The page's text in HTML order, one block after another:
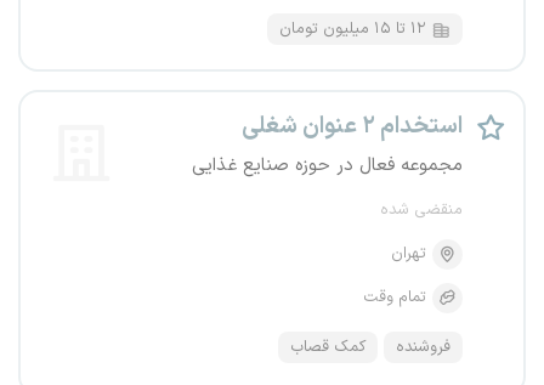
۱۲ تا ۱۵ میلیون تومان
استخدام ۲ عنوان شغلی
مجموعه فعال در حوزه صنایع غذایی
منقضی شده
تهران
تمام وقت
فروشنده کمک قصاب